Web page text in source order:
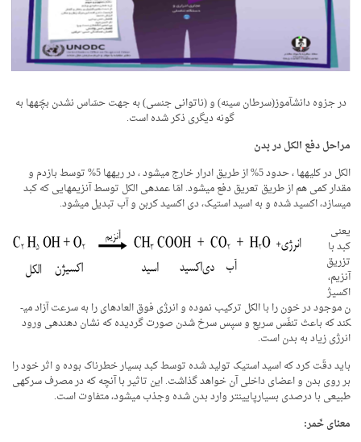
در جزوه دانش­آموز(سرطان سینه) و (ناتوانی جنسی) به جهت حسّاس نشدن بچّه­ها به
گونه دیگری ذکر شده است.
مراحل دفع الکل در بدن
الکل در کلیه­ها ، حدود 5% از طریق ادرار خارج میشود ، در ریه­ها 5% توسط بازدم و
مقدار کمی هم از طریق تعریق دفع می­شود. امّا عمده­ی الکل توسط آنزیم­هایی که کبد
می­سازد، اکسید شده و به اسید استیک، دی اکسید کربن و آب تبدیل می­شود.
یعنی
کبد با
تزریق
آنزیم،
اکسیژ
ن موجود در خون را با الکل ترکیب نموده و انرژی فوق العاده­ای را به سرعت آزاد می­
کند که باعث تنفّس سریع و سپس سرخ شدن صورت گردیده که نشان دهنده­ی ورود
انرژی زیاد به بدن است.
باید دقّت کرد که اسید استیک تولید شده توسط کبد بسیار خطرناک بوده و اثر خود را
بر روی بدن و اعضای داخلی آن خواهد گذاشت. این تاثیر با آنچه که در مصرف سرکه­ی
طبیعی با درصدی بسیارپایین­تر وارد بدن شده وجذب می­شود، متفاوت است.
معناى خَمر: